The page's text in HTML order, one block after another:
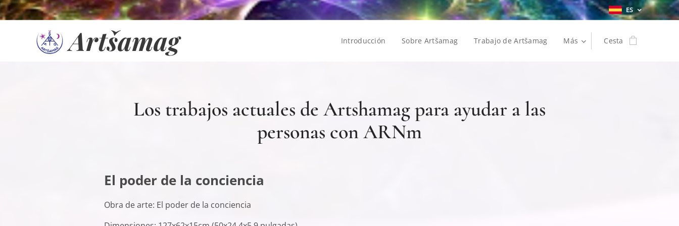
ES
Artšamag Introducción Sobre Artšamag Trabajo de Artšamag Más Cesta
Los trabajos actuales de Artshamag para ayudar a las
personas con ARNm
El poder de la conciencia
Obra de arte: El poder de la conciencia